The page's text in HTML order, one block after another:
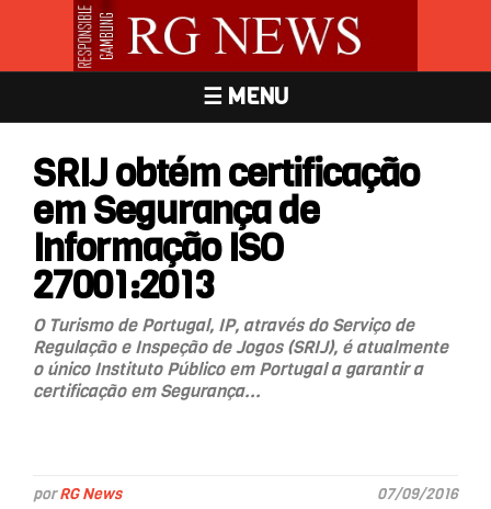
☰ MENU
SRIJ obtém certificação
em Segurança de
Informação ISO
27001:2013
O Turismo de Portugal, IP, através do Serviço de
Regulação e Inspeção de Jogos (SRIJ), é atualmente
o único Instituto Público em Portugal a garantir a
certificação em Segurança...
porRG News 07/09/2016